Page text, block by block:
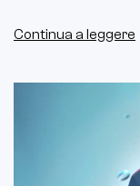
Continua a leggere